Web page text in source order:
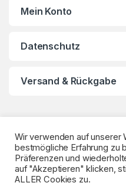
Mein Konto
Datenschutz
Versand & Rückgabe
Wir verwenden auf unserer
bestmögliche Erfahrung zu
Präferenzen und
auf "Akzeptieren" klicken,
ALLER Cookies zu.